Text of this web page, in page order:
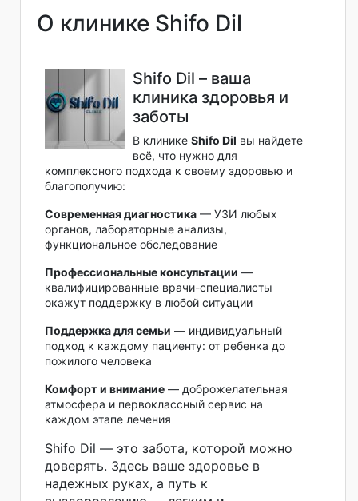
О клинике Shifo Dil
Shifo Dil – ваша
клиника здоровья и
заботы
В клинике Shifo Dil вы найдете
всё, что нужно для
комплексного подхода к своему здоровью и
благополучию:
Современная диагностика — УЗИ любых
органов, лабораторные анализы,
функциональное обследование
Профессиональные консультации —
квалифицированные врачи-специалисты
окажут поддержку в любой ситуации
Поддержка для семьи — индивидуальный
подход к каждому пациенту: от ребенка до
пожилого человека
Комфорт и внимание — доброжелательная
атмосфера и первоклассный сервис на
каждом этапе лечения
Shifo Dil — это забота, которой можно
доверять. Здесь ваше здоровье в
надежных руках, а путь к